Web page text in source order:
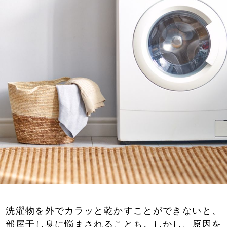
洗濯物を外でカラッと乾かすことができないと、
部屋干し臭に悩まされることも。しかし、原因を